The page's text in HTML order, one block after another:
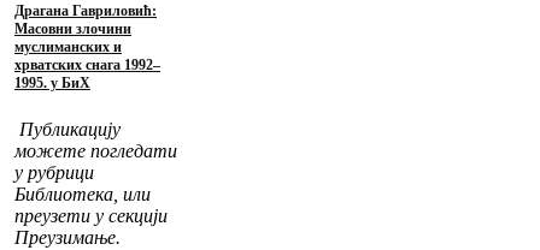
Драгана Гавриловић:
Масовни злочини
муслиманских и
хрватских снага 1992–
1995. у БиХ
Публикацију
можете погледати
у рубрици
Библиотека, или
преузети у секцији
Преузимање.